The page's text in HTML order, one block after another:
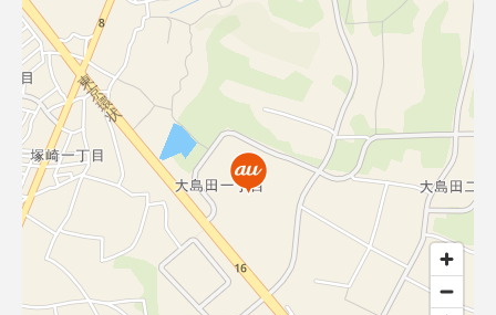
データチャージサイト